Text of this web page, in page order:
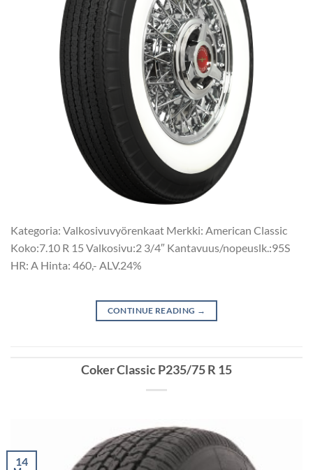
Kategoria: Valkosivuvyörenkaat Merkki: American Classic
Koko:7.10 R 15 Valkosivu:2 3/4″ Kantavuus/nopeuslk.:95S
HR: A Hinta: 460,- ALV.24%
CONTINUE READING →
Coker Classic P235/75 R 15
14